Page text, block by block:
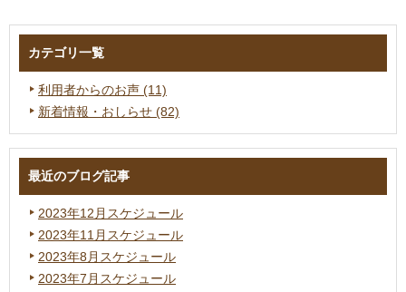
カテゴリ一覧
利用者からのお声 (11)
新着情報・おしらせ (82)
最近のブログ記事
2023年12月スケジュール
2023年11月スケジュール
2023年8月スケジュール
2023年7月スケジュール